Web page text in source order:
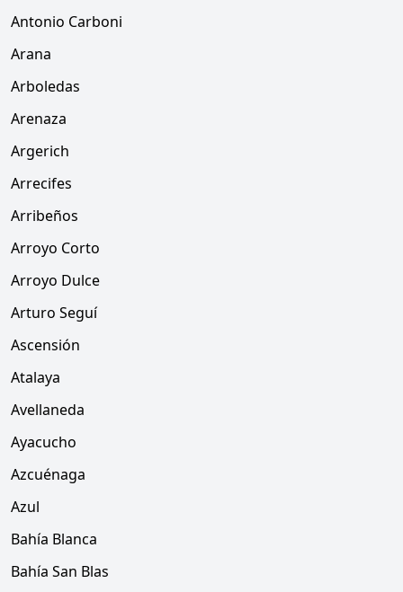
Antonio Carboni
Arana
Arboledas
Arenaza
Argerich
Arrecifes
Arribeños
Arroyo Corto
Arroyo Dulce
Arturo Seguí
Ascensión
Atalaya
Avellaneda
Ayacucho
Azcuénaga
Azul
Bahía Blanca
Bahía San Blas